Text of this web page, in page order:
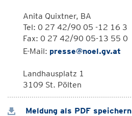
Anita Quixtner, BA
Tel: 0 27 42/90 05 -12 16 3
Fax: 0 27 42/90 05-13 55 0
E-Mail: presse@noel.gv.at
Landhausplatz 1
3109 St. Pölten
Meldung als PDF speichern